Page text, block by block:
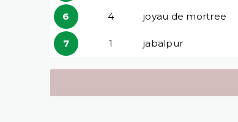
6 4 joyau de mortree
7 1 jabalpur